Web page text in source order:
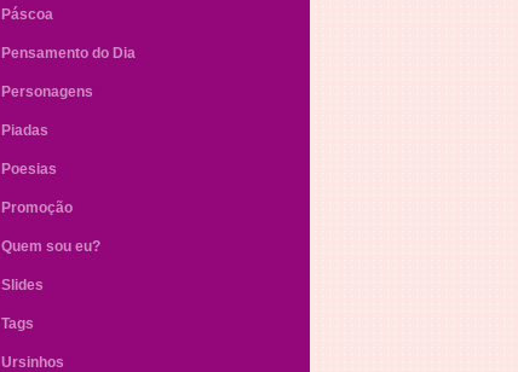
Páscoa
Pensamento do Dia
Personagens
Piadas
Poesias
Promoção
Quem sou eu?
Slides
Tags
Ursinhos